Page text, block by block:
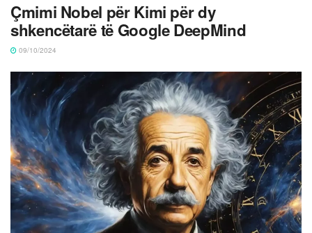
Çmimi Nobel për Kimi për dy
shkencëtarë të Google DeepMind
09/10/2024